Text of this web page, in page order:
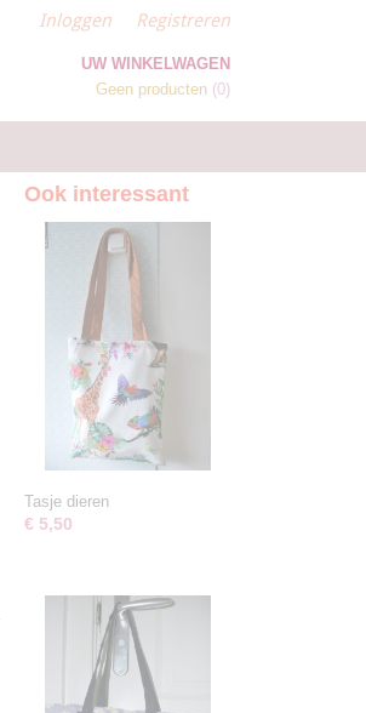
Inloggen Registreren
UW WINKELWAGEN
Geen producten (0)
Ook interessant
Tasje dieren
€ 5,50